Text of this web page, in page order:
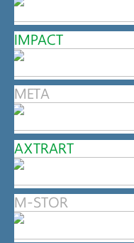
IMPACT
META
AXTRART
M-STOR